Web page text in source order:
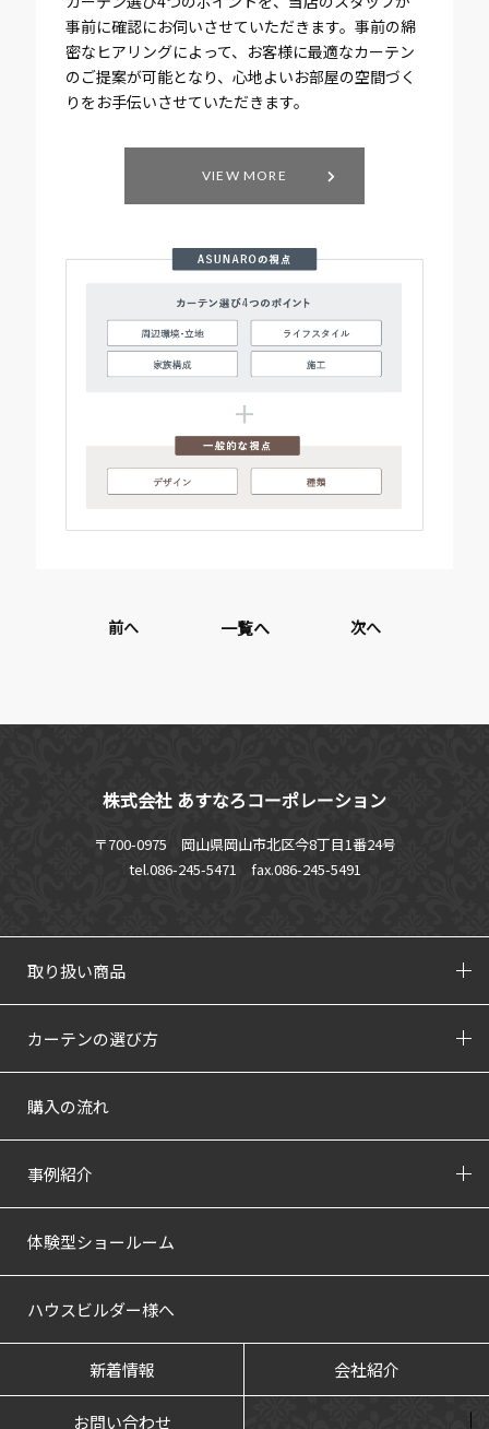
事前に確認にお伺いさせていただきます。事前の綿
密なヒアリングによって、お客様に最適なカーテン
のご提案が可能となり、心地よいお部屋の空間づく
りをお手伝いさせていただきます。
VIEW MORE
前へ 一覧へ 次へ
株式会社 あすなろコーポレーション
〒700-0975 岡山県岡山市北区今8丁目1番24号
tel.086-245-5471
fax.086-245-5491
取り扱い商品
カーテンの選び方
購入の流れ
事例紹介
体験型ショールーム
ハウスビルダー様へ
新着情報 会社紹介
お問い合わせ